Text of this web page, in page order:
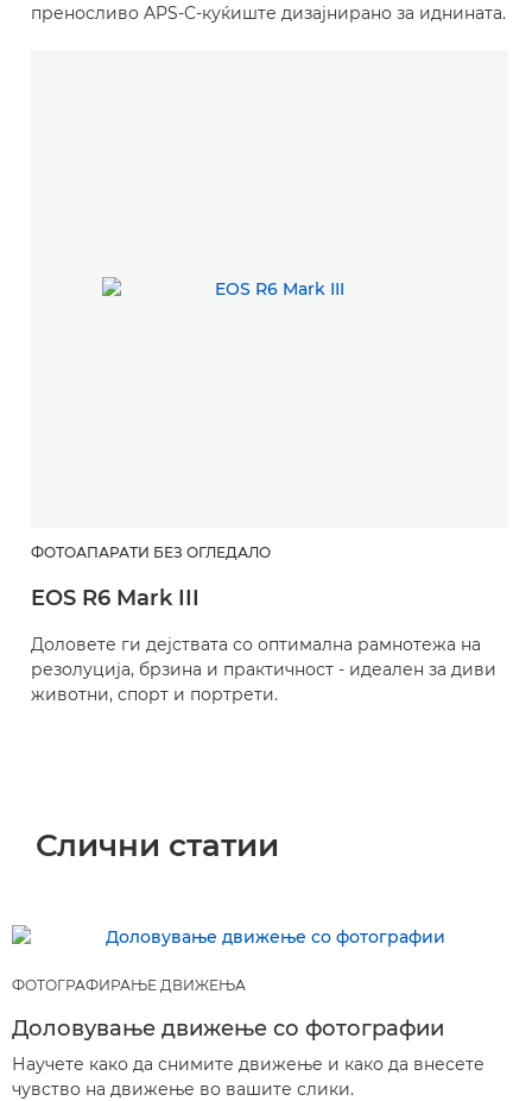
преносливо APS-C-куќиште дизајнирано за иднината.
ФОТОАПАРАТИ БЕЗ ОГЛЕДАЛО
EOS R6 Mark III
Доловете ги дејствата со оптимална рамнотежа на
резолуција, брзина и практичност - идеален за диви
животни, спорт и портрети.
Слични статии
ФОТОГРАФИРАЊЕ ДВИЖЕЊА
Доловување движење со фотографии
Научете како да снимите движење и како да внесете
чувство на движење во вашите слики.